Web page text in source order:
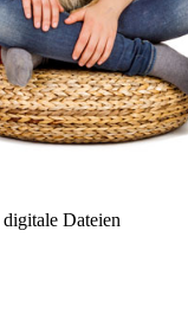
Dateien